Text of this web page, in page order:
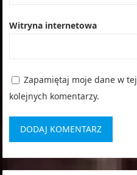
Witryna internetowa
Zapamiętaj moje dane w
kolejnych komentarzy.